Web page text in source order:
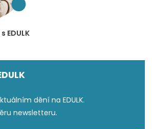
EDULK
dění na EDULK.
newsletteru.